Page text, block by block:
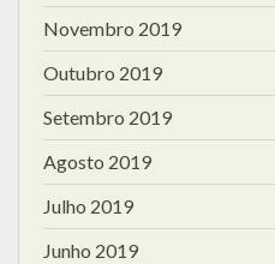
Novembro 2019
Outubro 2019
Setembro 2019
Agosto 2019
Julho 2019
Junho 2019